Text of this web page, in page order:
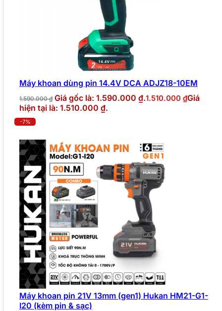
Máy khoan dùng pin 14.4V DCA ADJZ18-10EM
1.590.000₫ Giá gốc là: 1.590.000 ₫.1.510.000 ₫Giá
hiện tại là: 1.510.000 ₫.
-7%
Máy khoan pin 21V 13mm (gen1) Hukan HM21-G1-
I20 (kèm pin & sạc)